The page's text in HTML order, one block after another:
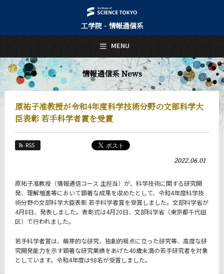
工学院 - 情報通信系
情報通信系 News
原祐子准教授が令和4年度科学技術分野の文部科学大
臣表彰 若手科学者賞を受賞
RSS
2022.06.01
原祐子准教授（情報通信コース 主担当）が、科学技術に関する研究開
発、理解増進等において顕著な成果を収めたとして、令和4年度科学技
術分野の文部科学大臣表彰 若手科学者賞を受賞しました。文部科学省が
4月8日、発表しました。表彰式は4月20日、文部科学省（東京都千代田
区）で行われました。
若手科学者賞は、萌芽的な研究、独創的視点に立った研究等、高度な研
究開発能力を示す顕著な研究業績をあげた40歳未満の若手研究者を対象
としています。令和4年度は98名が受賞しました。
MENU
日本語 English
トップページ
Top Page
情報通信系について
About Us
教育
Education
教員・研究室
Faculty and Laboratories
入学案内
Admissions
情報通信系 News
News 一覧